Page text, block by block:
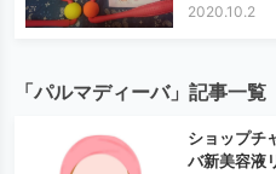
2020.10.2
「パルマディーバ」記事一覧
ショップチ
バ新美容液